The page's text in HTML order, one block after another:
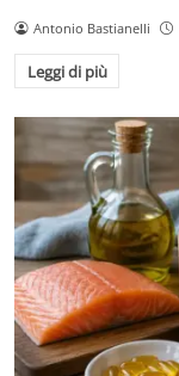
Antonio Bastianelli
Leggi di più